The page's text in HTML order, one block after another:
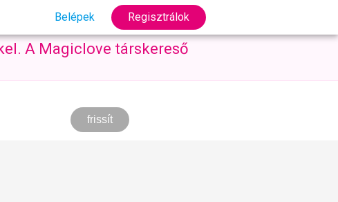
Belépek Regisztrálok
A Magiclove társkereső